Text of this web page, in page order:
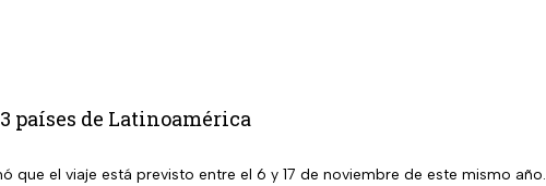
países de Latinoamérica
que el viaje está previsto entre el 6 y 17 de noviembre de este mismo año.